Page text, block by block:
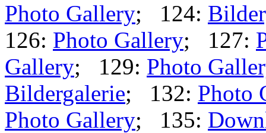
Photo Gallery; 124:
126: Photo Gallery; 127:
Gallery; 129: Photo
Bildergalerie; 132: Photo
Photo Gallery; 135: